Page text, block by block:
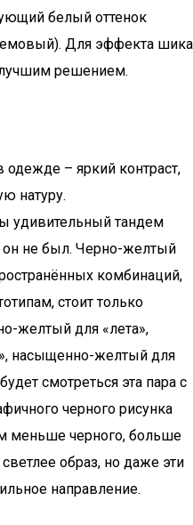
белый оттенок
Для эффекта шика
решением.
одежде – яркий контраст,
натуру.
удивительный тандем
не был. Черно-желтый
комбинаций,
стоит только
желтый для «лета»,
насыщенно-желтый для
смотреться эта пара с
черного рисунка
меньше черного, больше
образ, но даже эти
направление.